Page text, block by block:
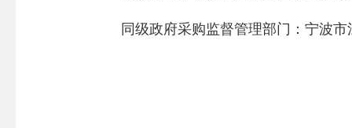
同级政府采购监督管理部门：宁波